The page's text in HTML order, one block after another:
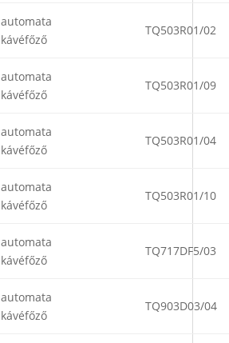
automata
kávéfőző
TQ503R01/02
automata
kávéfőző
TQ503R01/09
automata
kávéfőző
TQ503R01/04
automata
kávéfőző
TQ503R01/10
automata
kávéfőző
TQ717DF5/03
automata
kávéfőző
TQ903D03/04